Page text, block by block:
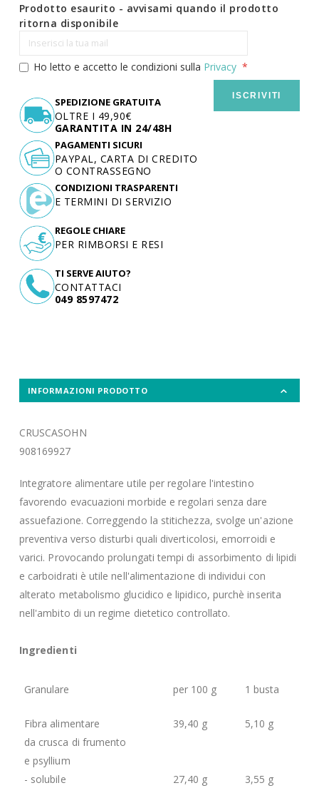
Prodotto esaurito - avvisami quando il prodotto
ritorna disponibile
Ho letto e accetto le condizioni sulla Privacy
ISCRIVITI
SPEDIZIONE GRATUITA
OLTRE I 49,90€
GARANTITA IN 24/48H
TI SERVE AIUTO?
CONTATTACI
049 8597472
PAGAMENTI SICURI
PAYPAL, CARTA DI CREDITO
O CONTRASSEGNO
CONDIZIONI TRASPARENTI
E TERMINI DI SERVIZIO
REGOLE CHIARE
PER RIMBORSI E RESI
INFORMAZIONI PRODOTTO
CRUSCASOHN
908169927
Integratore alimentare utile per regolare l'intestino
favorendo evacuazioni morbide e regolari senza dare
assuefazione. Correggendo la stitichezza, svolge un'azione
preventiva verso disturbi quali diverticolosi, emorroidi e
varici. Provocando prolungati tempi di assorbimento di lipidi
e carboidrati è utile nell'alimentazione di individui con
alterato metabolismo glucidico e lipidico, purchè inserita
nell'ambito di un regime dietetico controllato.
Ingredienti
Granulare per 100 g 1 busta
Fibra alimentare
da crusca di frumento
e psyllium
- solubile
39,40 g
27,40 g
5,10 g
3,55 g